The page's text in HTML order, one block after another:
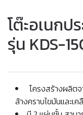
โต๊ะอเนกป
รุ่น KDS-
โครงสร้างผลิต
ล้างคราบไขมันและเ